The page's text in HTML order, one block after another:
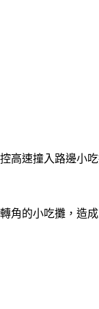
高速撞入路邊小
角的小吃攤，造